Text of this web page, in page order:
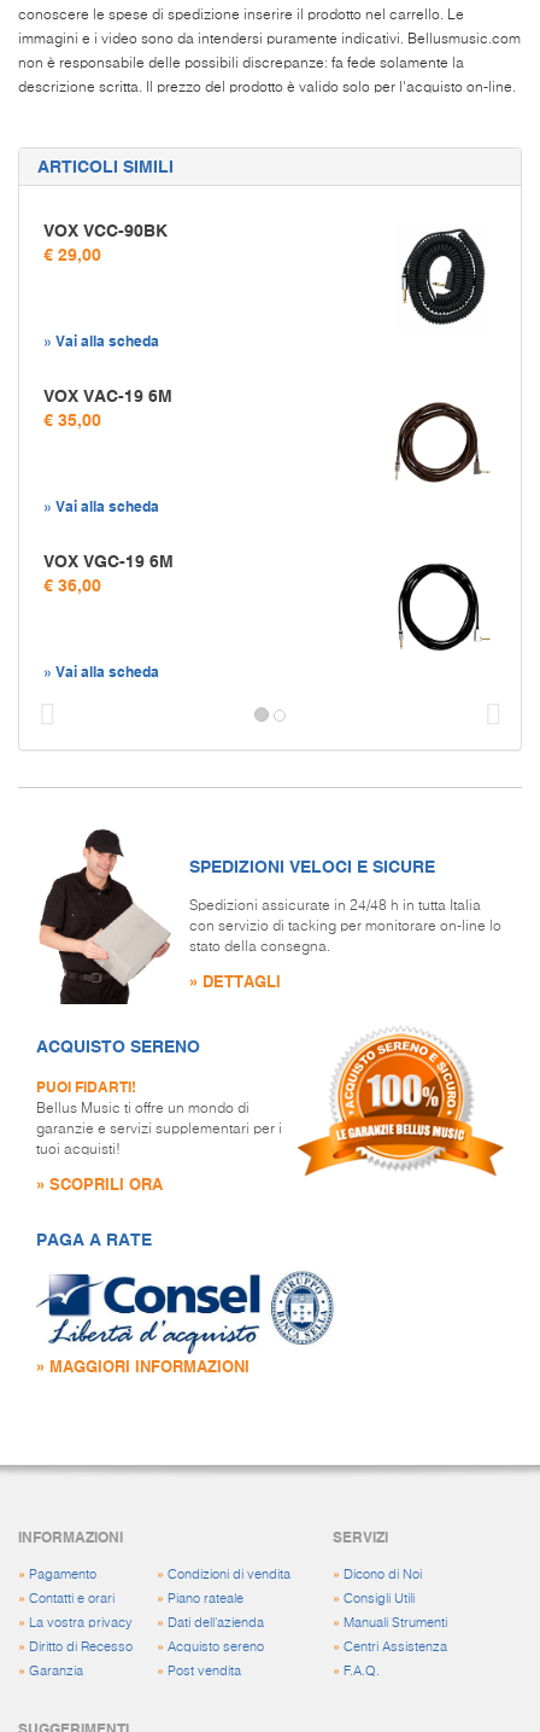
conoscere le spese di spedizione inserire il prodotto nel carrello. Le
immagini e i video sono da intendersi puramente indicativi. Bellusmusic.com
non è responsabile delle possibili discrepanze: fa fede solamente la
descrizione scritta. Il prezzo del prodotto è valido solo per l'acquisto on-line.
ARTICOLI SIMILI
VOX VCC-90BK
€ 29,00
» Vai alla scheda
VOX VAC-19 6M
€ 35,00
» Vai alla scheda
VOX VGC-19 6M
€ 36,00
» Vai alla scheda
SPEDIZIONI VELOCI E SICURE
Spedizioni assicurate in 24/48 h in tutta Italia
con servizio di tacking per monitorare on-line lo
stato della consegna.
» DETTAGLI
ACQUISTO SERENO
PUOI FIDARTI!
Bellus Music ti offre un mondo di
garanzie e servizi supplementari per i
tuoi acquisti!
» SCOPRILI ORA
PAGA A RATE
» MAGGIORI INFORMAZIONI
INFORMAZIONI
» Pagamento
» Contatti e orari
» La vostra privacy
» Diritto di Recesso
» Garanzia
» Condizioni di vendita
» Piano rateale
» Dati dell'azienda
» Acquisto sereno
» Post vendita
SERVIZI
» Dicono di Noi
»Consigli Utili
» Manuali Strumenti
»Centri Assistenza
» F.A.Q.